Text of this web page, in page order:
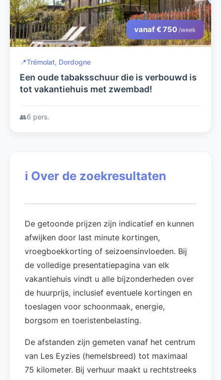
vanaf € 750 /week
📍Trémolat, Dordogne
Een oude tabaksschuur die is verbouwd is
tot vakantiehuis met zwembad!
👥6 pers.
ℹ️ Over de zoekresultaten
De getoonde prijzen zijn indicatief en kunnen
afwijken door last minute kortingen,
vroegboekkorting of seizoensinvloeden. Bij
de volledige presentatiepagina van elk
vakantiehuis vindt u alle bijzonderheden over
de huurprijs, inclusief eventuele kortingen en
toeslagen voor schoonmaak, energie,
borgsom en toeristenbelasting.
De afstanden zijn gemeten vanaf het centrum
van Les Eyzies (hemelsbreed) tot maximaal
75 kilometer. Bij verhuur maakt u rechtstreeks